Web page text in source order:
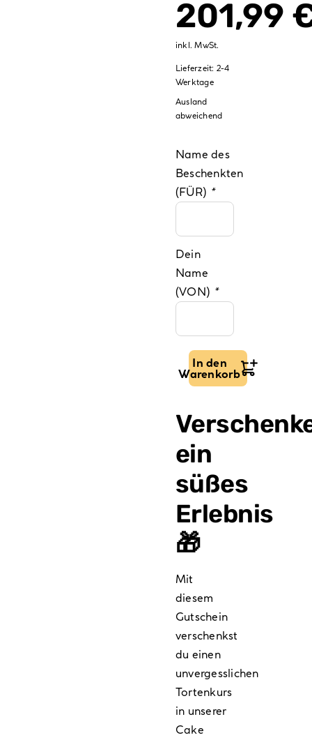
201,99
inkl. MwSt.
Lieferzeit: 2-4
Werktage
Ausland
abweichend
Name des
Beschenkten
(FÜR) *
Dein
Name
(VON) *
Gutschein
Tortenkurs
–
„Deine
individuelle
Traumtorte“
Menge
In den
Warenkorb
ein
süßes
Erlebnis
🎁
Mit
diesem
Gutschein
verschenkst
du einen
unvergesslichen
Tortenkurs
in unserer
Cake